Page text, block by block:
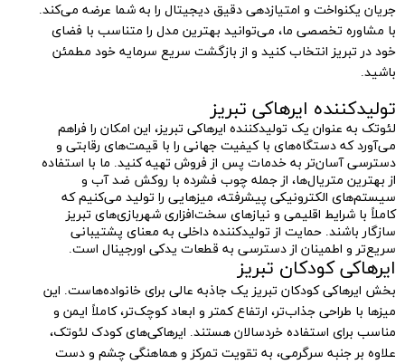
جریان یکنواخت و امتیازدهی دقیق دیجیتال را به شما عرضه می‌کند.
با مشاوره تخصصی ما، می‌توانید بهترین مدل را متناسب با فضای
خود در تبریز انتخاب کنید و از بازگشت سریع سرمایه خود مطمئن
باشید.
تولیدکننده ایرهاکی تبریز
لئوتک به عنوان یک تولیدکننده ایرهاکی تبریز، این امکان را فراهم
می‌آورد که دستگاه‌های با کیفیت جهانی را با قیمت‌های رقابتی و
دسترسی آسان‌تر به خدمات پس از فروش تهیه کنید. ما با استفاده
از بهترین متریال‌ها، از جمله چوب فشرده با روکش ضد آب و
سیستم‌های الکترونیکی پیشرفته، میزهایی را تولید می‌کنیم که
کاملاً با شرایط اقلیمی و نیازهای سخت‌افزاری شهربازی‌های تبریز
سازگار باشند. حمایت از تولیدکننده داخلی به معنای پشتیبانی
سریع‌تر و اطمینان از دسترسی به قطعات یدکی اورجینال است.
ایرهاکی کودکان تبریز
بخش ایرهاکی کودکان تبریز یک جاذبه عالی برای خانواده‌هاست. این
میزها با طراحی جذاب‌تر، ارتفاع کمتر و ابعاد کوچک‌تر، کاملاً ایمن و
مناسب برای استفاده خردسالان هستند. ایرهاکی‌های کودک لئوتک،
علاوه بر جنبه سرگرمی، به تقویت تمرکز و هماهنگی چشم و دست